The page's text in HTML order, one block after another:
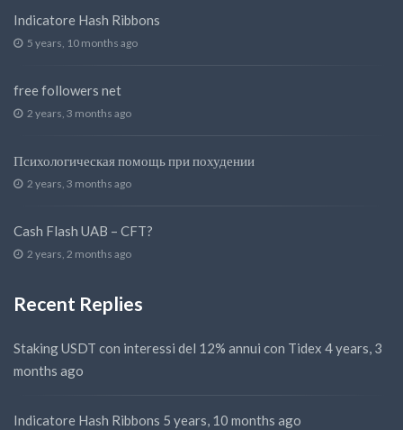
Indicatore Hash Ribbons
5 years, 10 months ago
free followers net
2 years, 3 months ago
Психологическая помощь при похудении
2 years, 3 months ago
Cash Flash UAB – CFT?
2 years, 2 months ago
Recent Replies
Staking USDT con interessi del 12% annui con Tidex 4 years, 3
months ago
Indicatore Hash Ribbons 5 years, 10 months ago